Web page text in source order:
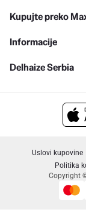
Kupujte preko
Informacije
Delhaize Serbia
Uslovi kupovine
Politika
Copyright